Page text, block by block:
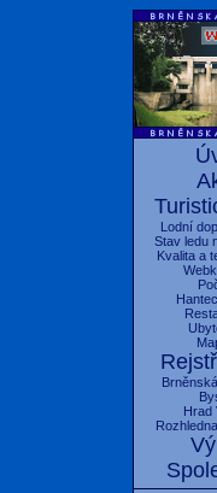
Lodní
Stav ledu
Kvalita a
Hantec
Hrad